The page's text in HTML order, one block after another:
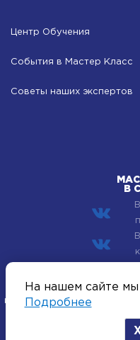
Центр Обучения
События в Мастер Класс
Советы наших экспертов
В
© 2002–2026 Компания
косметика для лица, тела
На нашем сайте
Подробнее